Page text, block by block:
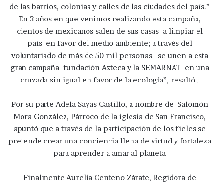
de las barrios, colonias y calles de las ciudades del país.”
En 3 años en que venimos realizando esta campaña,
cientos de mexicanos salen de sus casas a limpiar el
país en favor del medio ambiente; a través del
voluntariado de más de 50 mil personas, se unen a esta
gran campaña fundación Azteca y la SEMARNAT en una
cruzada sin igual en favor de la ecología”, resaltó .
Por su parte Adela Sayas Castillo, a nombre de Salomón
Mora González, Párroco de la iglesia de San Francisco,
apuntó que a través de la participación de los fieles se
pretende crear una conciencia llena de virtud y fortaleza
para aprender a amar al planeta
Finalmente Aurelia Centeno Zárate, Regidora de